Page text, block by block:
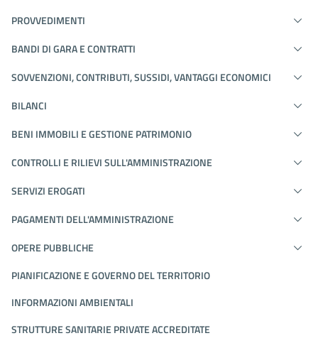
PROVVEDIMENTI
BANDI DI GARA E CONTRATTI
SOVVENZIONI, CONTRIBUTI, SUSSIDI, VANTAGGI ECONOMICI
BILANCI
BENI IMMOBILI E GESTIONE PATRIMONIO
CONTROLLI E RILIEVI SULL'AMMINISTRAZIONE
SERVIZI EROGATI
PAGAMENTI DELL'AMMINISTRAZIONE
OPERE PUBBLICHE
PIANIFICAZIONE E GOVERNO DEL TERRITORIO
INFORMAZIONI AMBIENTALI
STRUTTURE SANITARIE PRIVATE ACCREDITATE